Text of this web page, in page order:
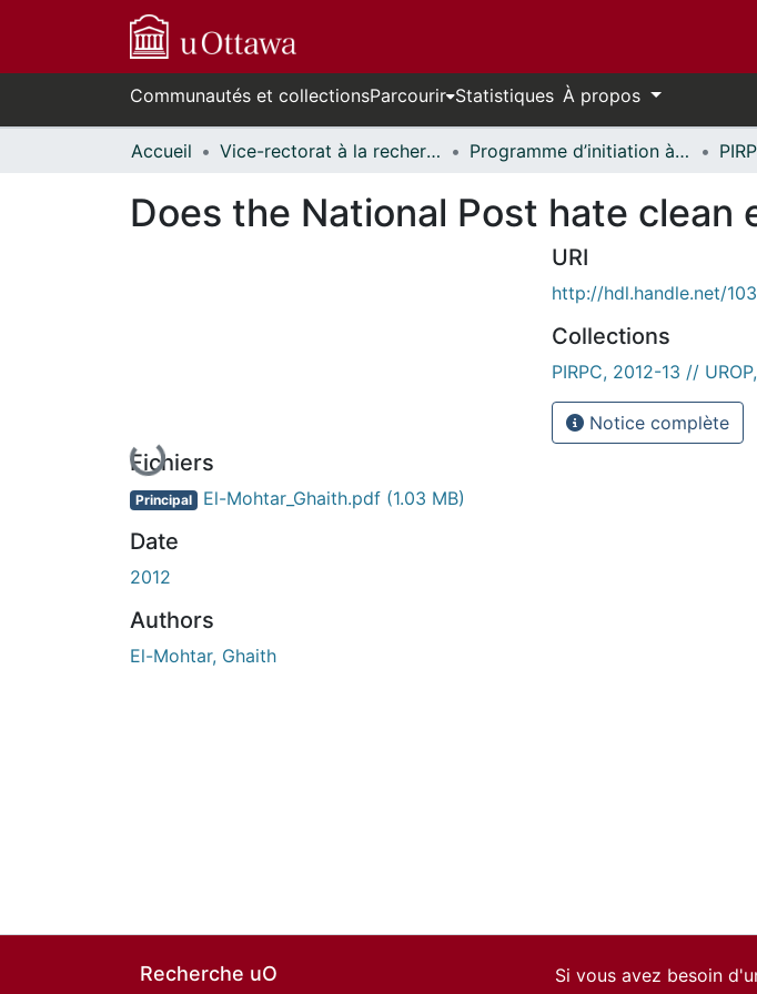
Communautés et collectionsParcourir Statistiques À propos
Accueil Vice-rectorat à la recherche // Office of the V-P, Research Programme d’initiation à la recherche au premier cycle (PIRPC) // Undergraduate Research Opportunity Program (UROP)
Does the National Post hate clean
En cours de chargement...
Fichiers
Principal El-Mohtar_Ghaith.pdf (1.03 MB)
Date
2012
Authors
El-Mohtar, Ghaith
URI
http://hdl.handle.net/
Collections
PIRPC, 2012-13 //
Notice complète
Recherche uO
Si vous avez besoin